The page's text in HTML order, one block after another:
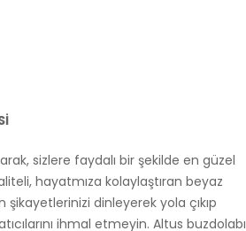
sizlere faydalı bir şekilde en güzel
hayatmıza kolaylaştıran beyaz
şikayetlerinizi dinleyerek yola çıkıp
ihmal etmeyin. Altus buzdolabı